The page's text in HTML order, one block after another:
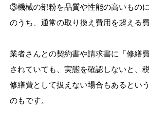
③機械の部粉を品質や性能の高いもの
のうち、通常の取り換え費用を超える
業者さんとの契約書や請求書に「修繕
されていても、実態を確認しないと、
修繕費として扱えない場合もあるとい
のもです。